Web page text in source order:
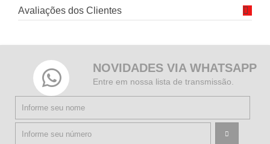
Avaliações dos Clientes
NOVIDADES VIA WHATSAPP
Entre em nossa lista de transmissão.